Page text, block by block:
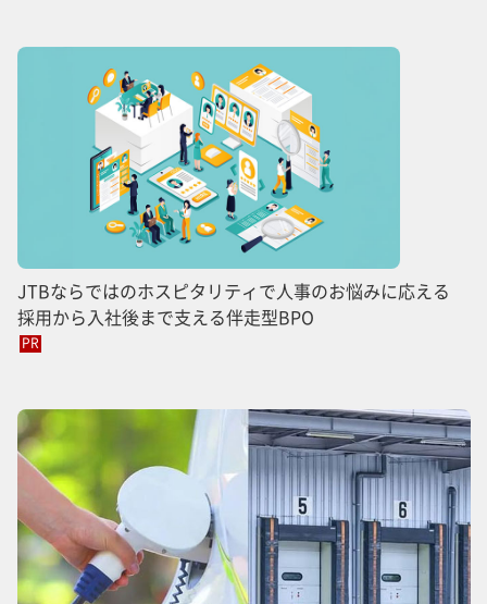
JTBならではのホスピタリティで人事のお悩みに応える
採用から入社後まで支える伴走型BPO
PR